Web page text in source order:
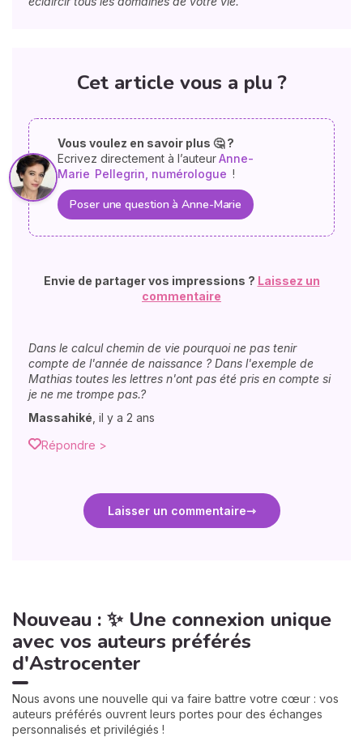
Cet article vous a plu ?
Vous voulez en savoir plus 🤔 ?
Ecrivez directement à l’auteurAnne-
Marie Pellegrin, numérologue !
Poser une question à Anne-Marie
Envie de partager vos impressions ? Laissez un
commentaire
Dans le calcul chemin de vie pourquoi ne pas tenir
compte de l'année de naissance ? Dans l'exemple de
Mathias toutes les lettres n'ont pas été pris en compte si
je ne me trompe pas.?
Massahiké il y a 2 ans
Répondre >
Laisser un commentaire
Nouveau : ✨ Une connexion unique
avec vos auteurs préférés
d'Astrocenter
Nous avons une nouvelle qui va faire battre votre cœur : vos
auteurs préférés ouvrent leurs portes pour des échanges
personnalisés et privilégiés !